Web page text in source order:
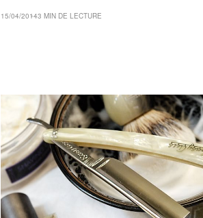
15/04/20143 MIN DE LECTURE